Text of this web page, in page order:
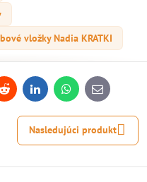
vložky Nadia KRATKI
Reddit LinkedInWhatsApp
E-
mail
Nasledujúci produkt